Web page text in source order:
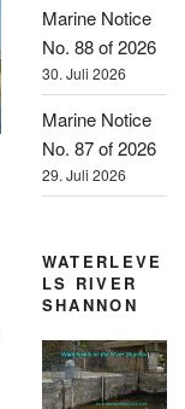
Marine Notice
No. 88 of 2026
30. Juli 2026
Marine Notice
No. 87 of 2026
29. Juli 2026
WATERLEVE
LS RIVER
SHANNON